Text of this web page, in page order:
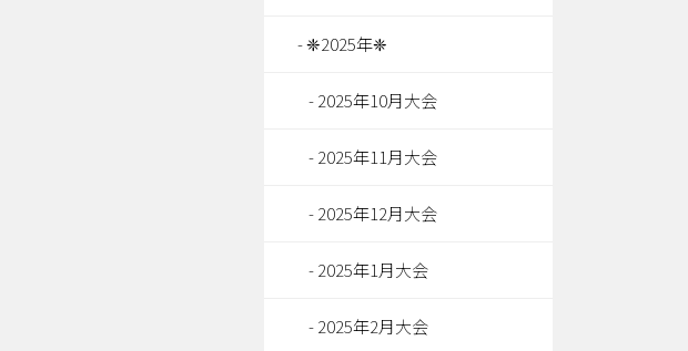
❈2025年❈
2025年10月大会
2025年11月大会
2025年12月大会
2025年1月大会
2025年2月大会